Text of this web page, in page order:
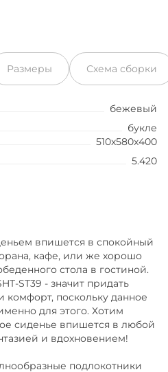
Размеры Схема сборки
бежевый
букле
510x580x400
5.420
впишется в спокойный
кафе, или же хорошо
стола в гостиной.
ST39 - значит придать
комфорт, поскольку данное
для этого. Хотим
сиденье впишется в любой
и вдохновением!
подлокотники